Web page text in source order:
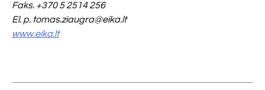
Faks. +370 5 2514 256
El. p. tomas.ziaugra@eika.lt
www.eika.lt